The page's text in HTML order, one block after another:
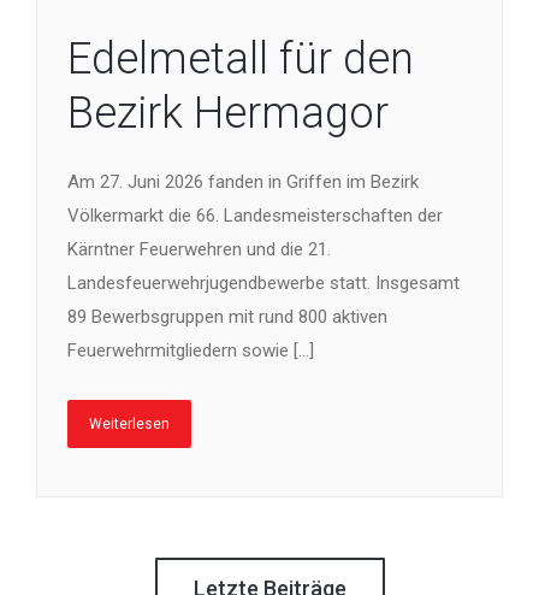
Edelmetall für den
Bezirk Hermagor
Am 27. Juni 2026 fanden in Griffen im Bezirk
Völkermarkt die 66. Landesmeisterschaften der
Kärntner Feuerwehren und die 21.
Landesfeuerwehrjugendbewerbe statt. Insgesamt
89 Bewerbsgruppen mit rund 800 aktiven
Feuerwehrmitgliedern sowie […]
Weiterlesen
Letzte Beiträge